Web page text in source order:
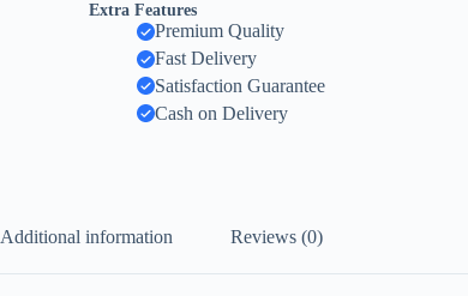
Extra Features
Premium Quality
Fast Delivery
Satisfaction Guarantee
Cash on Delivery
Additional information Reviews (0)